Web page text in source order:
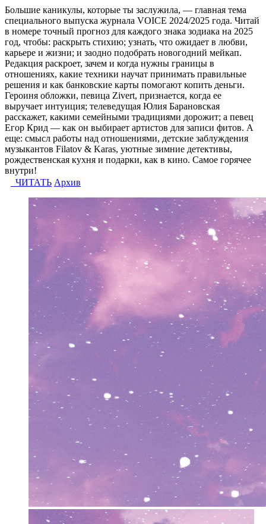
Большие каникулы, которые ты заслужила, — главная тема
специального выпуска журнала VOICE 2024/2025 года. Читай
в номере точный прогноз для каждого знака зодиака на 2025
год, чтобы: раскрыть стихию; узнать, что ожидает в любви,
карьере и жизни; и заодно подобрать новогодний мейкап.
Редакция раскроет, зачем и когда нужны границы в
отношениях, какие техники научат принимать правильные
решения и как банковские карты помогают копить деньги.
Героиня обложки, певица Zivert, признается, когда ее
выручает интуиция; телеведущая Юлия Барановская
расскажет, какими семейными традициями дорожит; а певец
Егор Крид — как он выбирает артистов для записи фитов. А
еще: смысл работы над отношениями, детские заблуждения
музыкантов Filatov & Karas, уютные зимние детективы,
рождественская кухня и подарки, как в кино. Самое горячее
внутри!
ЧИТАТЬ Архив